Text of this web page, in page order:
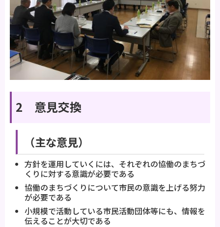
2 意見交換
（主な意見）
方針を運用していくには、それぞれの協働のまちづ
くりに対する意識が必要である
協働のまちづくりについて市民の意識を上げる努力
が必要である
小規模で活動している市民活動団体等にも、情報を
伝えることが大切である